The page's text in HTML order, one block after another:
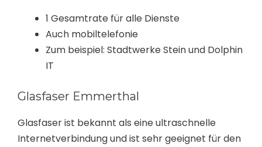
1 Gesamtrate für alle Dienste
Auch mobiltelefonie
Zum beispiel: Stadtwerke Stein und Dolphin
IT
Glasfaser Emmerthal
Glasfaser ist bekannt als eine ultraschnelle
Internetverbindung und ist sehr geeignet für den